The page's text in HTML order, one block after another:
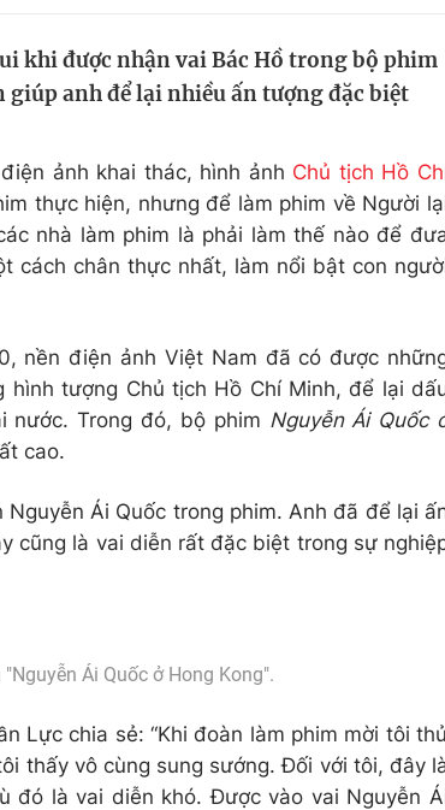
Thị trường
khi được nhận vai Bác Hồ trong bộ phim
anh để lại nhiều ấn tượng đặc biệt
ảnh khai thác, hình ảnh Chủ tịch Hồ
thực hiện, nhưng để làm phim về Người
nhà làm phim là phải làm thế nào để
cách chân thực nhất, làm nổi bật con
nền điện ảnh Việt Nam đã có được
tượng Chủ tịch Hồ Chí Minh, để lại
nước. Trong đó, bộ phim Nguyễn Ái Quốc
cao.
Ái Quốc trong phim. Anh đã để lại
cũng là vai diễn rất đặc biệt trong sự
Ái Quốc ở Hong Kong".
Lực chia sẻ: “Khi đoàn làm phim mời tôi
thấy vô cùng sung sướng. Đối với tôi, đây
là vai diễn khó. Được vào vai Nguyễn